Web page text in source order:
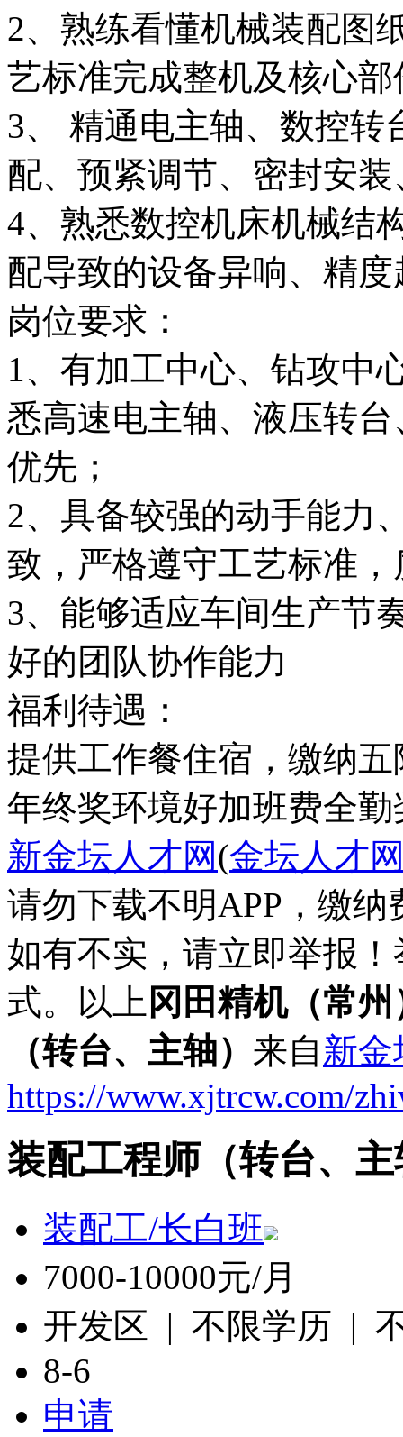
2、熟练看懂机械装配图
艺标准完成整机及核心
3、 精通电主轴、数控
配、预紧调节、密封安
4、熟悉数控机床机械结
配导致的设备异响、精
岗位要求：
1、有加工中心、钻攻中
悉高速电主轴、液压转
优先；
2、具备较强的动手能力
致，严格遵守工艺标准
3、能够适应车间生产节
好的团队协作能力
福利待遇：
提供工作餐住宿，缴纳五
年终奖环境好加班费全勤
新金坛人才网(金坛人才
请勿下载不明APP，缴
如有不实，请立即举报
式。以上 冈田精机（常
（转台、主轴） 来自新金
https://www.xjtrcw.com/
装配工程师（转台、
装配工/长白班
7000-10000元/月
开发区 | 不限学历 |
8-6
申请